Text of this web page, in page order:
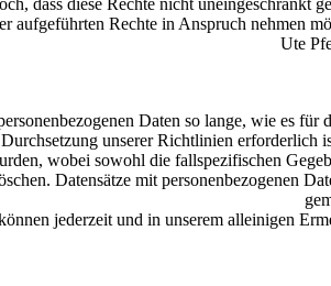
dass diese Rechte nicht uneingeschränkt
aufgeführten Rechte in Anspruch nehmen
Ute
Daten so lange, wie es
unserer Richtlinien erforderlich
wobei sowohl die fallspezifischen
Datensätze mit personenbezogenen
jederzeit und in unserem alleinigen